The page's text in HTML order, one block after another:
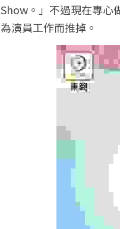
Show。」不過現在專心
為演員工作而推掉。